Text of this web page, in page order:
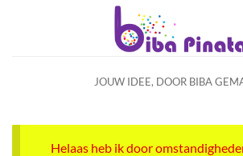
JOUW IDEE, DOOR BIBA
Helaas heb ik door